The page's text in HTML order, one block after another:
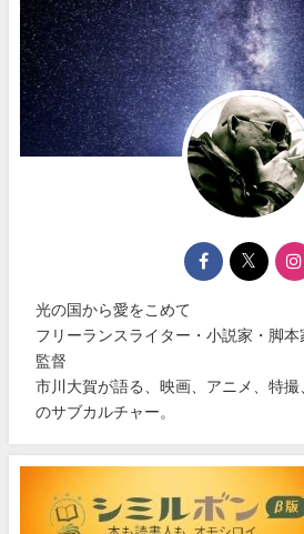
光の国から愛をこめて
フリーランスライター・小説家・脚
監督
市川大賀が語る、映画、アニメ、特
のサブカルチャー。